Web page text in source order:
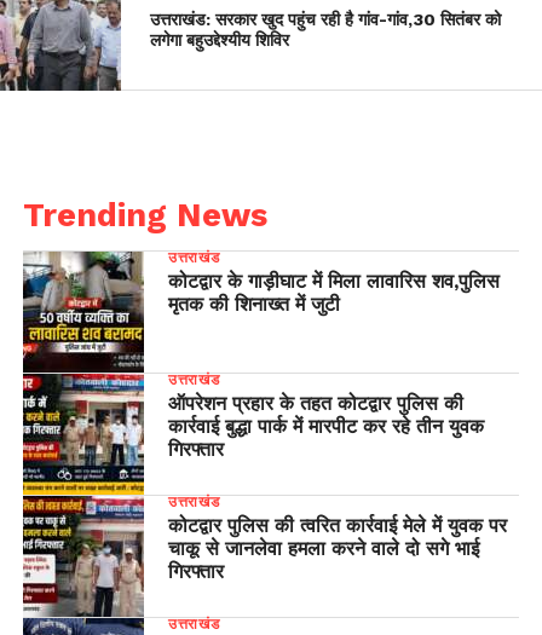
उत्तराखंड: सरकार खुद पहुंच रही है गांव-गांव,30 सितंबर को
लगेगा बहुउद्देश्यीय शिविर
Trending News
उत्तराखंड
कोटद्वार के गाड़ीघाट में मिला लावारिस शव,पुलिस
मृतक की शिनाख्त में जुटी
उत्तराखंड
ऑपरेशन प्रहार के तहत कोटद्वार पुलिस की
कार्रवाई बुद्धा पार्क में मारपीट कर रहे तीन युवक
गिरफ्तार
उत्तराखंड
कोटद्वार पुलिस की त्वरित कार्रवाई मेले में युवक पर
चाकू से जानलेवा हमला करने वाले दो सगे भाई
गिरफ्तार
उत्तराखंड